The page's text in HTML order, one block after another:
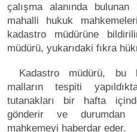
çalışma alanında
mahalli hukuk
kadastro müdürüne
müdürü, yukarıdaki fıkra
Kadastro müdürü, bu
malların tespiti
tutanakları bir hafta
gönderir ve durumdan
mahkemeyi haberdar eder.